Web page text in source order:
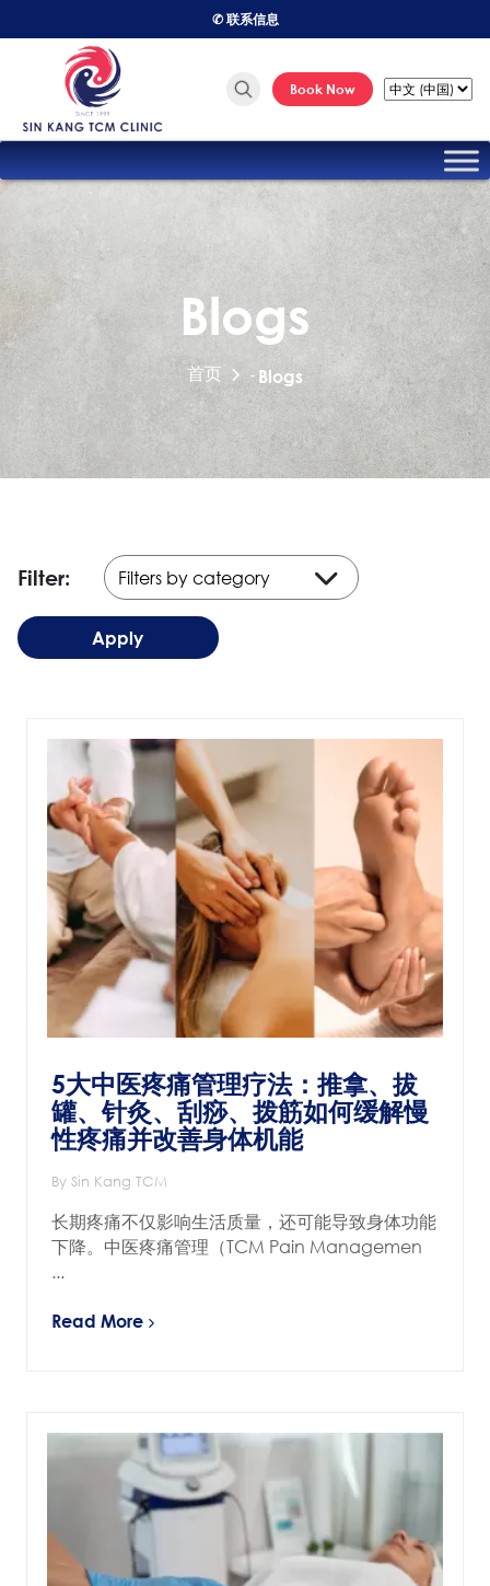
✆ 联系信息
Book Now
Blogs
首页 -Blogs
Filter:
Apply
5大中医疼痛管理疗法：推拿、拔
罐、针灸、刮痧、拨筋如何缓解慢
性疼痛并改善身体机能
By Sin Kang TCM
长期疼痛不仅影响生活质量，还可能导致身体功能
下降。中医疼痛管理（TCM Pain Managemen
...
Read More